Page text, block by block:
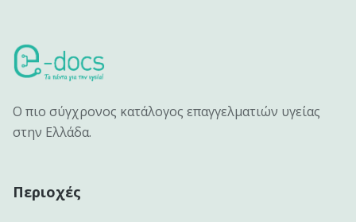
Ο πιο σύγχρονος κατάλογος επαγγελματιών υγείας
στην Ελλάδα.
Περιοχές